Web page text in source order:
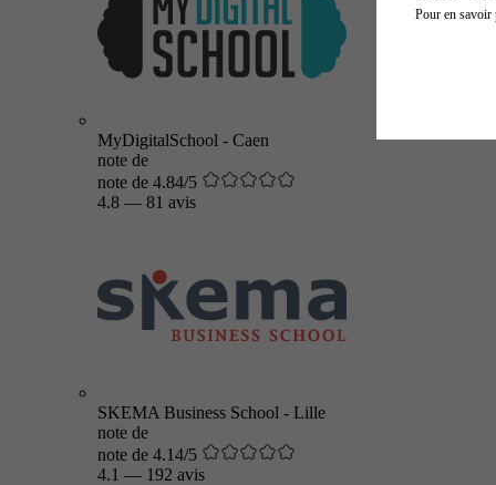
MyDigitalSchool - Caen
note de
note de 4.84/5
4.8 — 81 avis
SKEMA Business School - Lille
note de
note de 4.14/5
4.1 — 192 avis
Pour en